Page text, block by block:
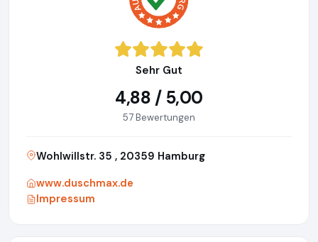
Sehr Gut
4,88 / 5,00
57 Bewertungen
Wohlwillstr. 35 , 20359 Hamburg
www.duschmax.de
Impressum